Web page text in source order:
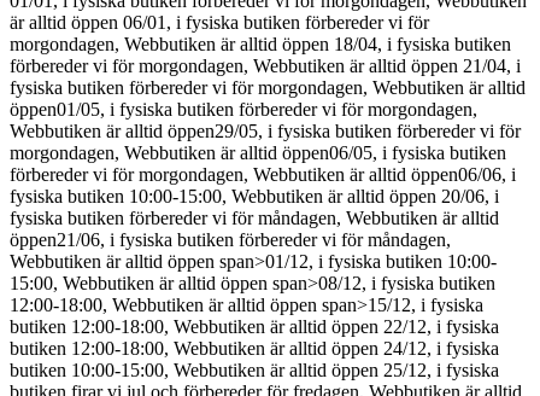
är alltid öppen 06/01, i fysiska butiken förbereder vi för
morgondagen, Webbutiken är alltid öppen 18/04, i fysiska butiken
förbereder vi för morgondagen, Webbutiken är alltid öppen 21/04, i
fysiska butiken förbereder vi för morgondagen, Webbutiken är alltid
öppen01/05, i fysiska butiken förbereder vi för morgondagen,
Webbutiken är alltid öppen29/05, i fysiska butiken förbereder vi för
morgondagen, Webbutiken är alltid öppen06/05, i fysiska butiken
förbereder vi för morgondagen, Webbutiken är alltid öppen06/06, i
fysiska butiken 10:00-15:00, Webbutiken är alltid öppen 20/06, i
fysiska butiken förbereder vi för måndagen, Webbutiken är alltid
öppen21/06, i fysiska butiken förbereder vi för måndagen,
Webbutiken är alltid öppen span>01/12, i fysiska butiken 10:00-
15:00, Webbutiken är alltid öppen span>08/12, i fysiska butiken
12:00-18:00, Webbutiken är alltid öppen span>15/12, i fysiska
butiken 12:00-18:00, Webbutiken är alltid öppen 22/12, i fysiska
butiken 12:00-18:00, Webbutiken är alltid öppen 24/12, i fysiska
butiken 10:00-15:00, Webbutiken är alltid öppen 25/12, i fysiska
butiken firar vi jul och förbereder för fredagen, Webbutiken är alltid